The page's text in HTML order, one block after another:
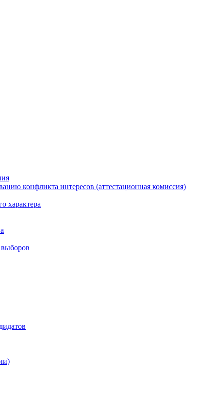
конфликта интересов (аттестационная комиссия)
характера